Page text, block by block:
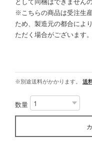
として同梱はできません
※こちらの商品は受注生
ため、製造元の都合によ
ただく場合がございます
※別途送料がかかります。 送
数量